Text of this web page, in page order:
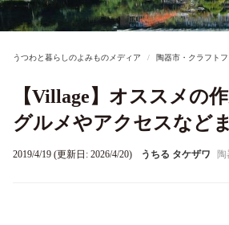
うつわと暮らしのよみものメディア 陶器市・クラフトフ
【Village】オススメの
グルメやアクセスなど
2019/4/19 (更新日: 2026/4/20) うちる タケザワ